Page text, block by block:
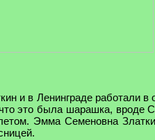
и в Ленинграде работали в
это была шарашка,
Эмма Семеновна